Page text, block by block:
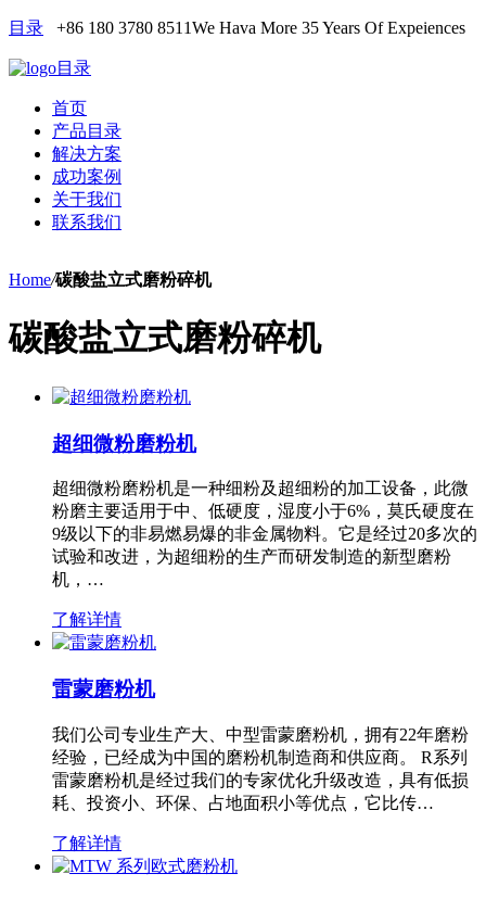
目录 +86 180 3780 8511We Hava More 35 Years Of Expeiences
目录
首页
产品目录
解决方案
成功案例
关于我们
联系我们
Home/碳酸盐立式磨粉碎机
碳酸盐立式磨粉碎机
超细微粉磨粉机
超细微粉磨粉机是一种细粉及超细粉的加工设备，此微
粉磨主要适用于中、低硬度，湿度小于6%，莫氏硬度在
9级以下的非易燃易爆的非金属物料。它是经过20多次的
试验和改进，为超细粉的生产而研发制造的新型磨粉
机，…
了解详情
雷蒙磨粉机
我们公司专业生产大、中型雷蒙磨粉机，拥有22年磨粉
经验，已经成为中国的磨粉机制造商和供应商。 R系列
雷蒙磨粉机是经过我们的专家优化升级改造，具有低损
耗、投资小、环保、占地面积小等优点，它比传…
了解详情